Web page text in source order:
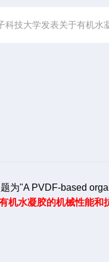
科技大学发表关于有机水
为"A PVDF-based
机水凝胶的机械性能和